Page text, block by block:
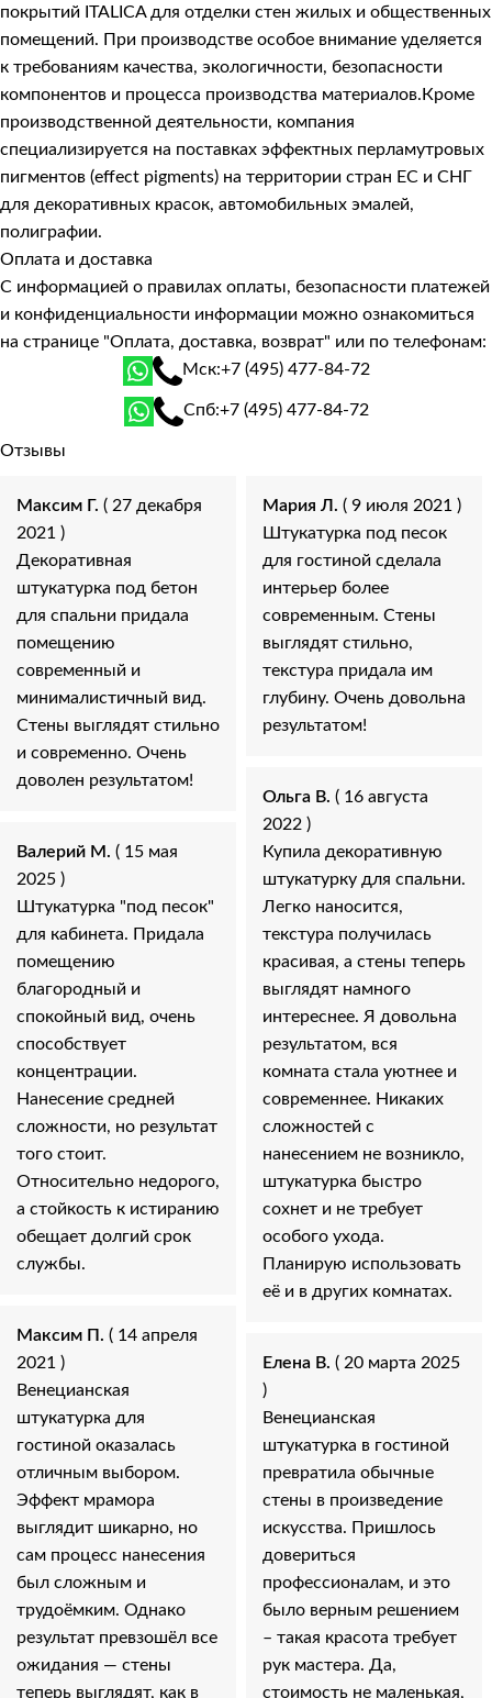
покрытий ITALICA для отделки стен жилых и общественных
помещений. При производстве особое внимание уделяется
к требованиям качества, экологичности, безопасности
компонентов и процесса производства материалов.Кроме
производственной деятельности, компания
специализируется на поставках эффектных перламутровых
пигментов (effect pigments) на территории стран ЕС и СНГ
для декоративных красок, автомобильных эмалей,
полиграфии.
Оплата и доставка
С информацией о правилах оплаты, безопасности платежей
и конфиденциальности информации можно ознакомиться
на странице "Оплата, доставка, возврат" или по телефонам:
Мск:+7 (495) 477-84-72
Спб:+7 (495) 477-84-72
Отзывы
Максим Г. ( 27 декабря
2021 )
Декоративная
штукатурка под бетон
для спальни придала
помещению
современный и
минималистичный вид.
Стены выглядят стильно
и современно. Очень
доволен результатом!
Валерий М. ( 15 мая
2025 )
Штукатурка "под песок"
для кабинета. Придала
помещению
благородный и
спокойный вид, очень
способствует
концентрации.
Нанесение средней
сложности, но результат
того стоит.
Относительно недорого,
а стойкость к истиранию
обещает долгий срок
службы.
Максим П. ( 14 апреля
2021 )
Венецианская
штукатурка для
гостиной оказалась
отличным выбором.
Эффект мрамора
выглядит шикарно, но
сам процесс нанесения
был сложным и
трудоёмким. Однако
результат превзошёл все
ожидания — стены
теперь выглядят, как в
Мария Л. ( 9 июля 2021 )
Штукатурка под песок
для гостиной сделала
интерьер более
современным. Стены
выглядят стильно,
текстура придала им
глубину. Очень довольна
результатом!
Ольга В. ( 16 августа
2022 )
Купила декоративную
штукатурку для спальни.
Легко наносится,
текстура получилась
красивая, а стены теперь
выглядят намного
интереснее. Я довольна
результатом, вся
комната стала уютнее и
современнее. Никаких
сложностей с
нанесением не возникло,
штукатурка быстро
сохнет и не требует
особого ухода.
Планирую использовать
её и в других комнатах.
Елена В. ( 20 марта 2025
)
Венецианская
штукатурка в гостиной
превратила обычные
стены в произведение
искусства. Пришлось
довериться
профессионалам, и это
было верным решением
– такая красота требует
рук мастера. Да,
стоимость не маленькая,